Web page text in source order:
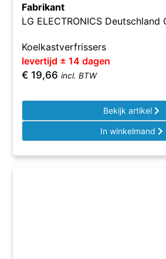
Fabrikant
LG ELECTRONICS Deutschland
Koelkastverfrissers
levertijd ± 14 dagen
€ 19,66 incl. BTW
Bekijk artikel
In winkelmand